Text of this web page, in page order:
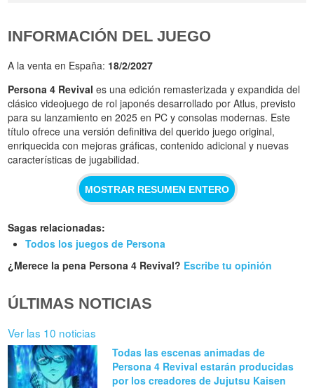
INFORMACIÓN DEL JUEGO
A la venta en España: 18/2/2027
Persona 4 Revival es una edición remasterizada y expandida del
clásico videojuego de rol japonés desarrollado por Atlus, previsto
para su lanzamiento en 2025 en PC y consolas modernas. Este
título ofrece una versión definitiva del querido juego original,
enriquecida con mejoras gráficas, contenido adicional y nuevas
características de jugabilidad.
MOSTRAR RESUMEN ENTERO
Sagas relacionadas:
Todos los juegos de Persona
¿Merece la pena Persona 4 Revival? Escribe tu opinión
ÚLTIMAS NOTICIAS
Ver las 10 noticias
Todas las escenas animadas de
Persona 4 Revival estarán producidas
por los creadores de Jujutsu Kaisen